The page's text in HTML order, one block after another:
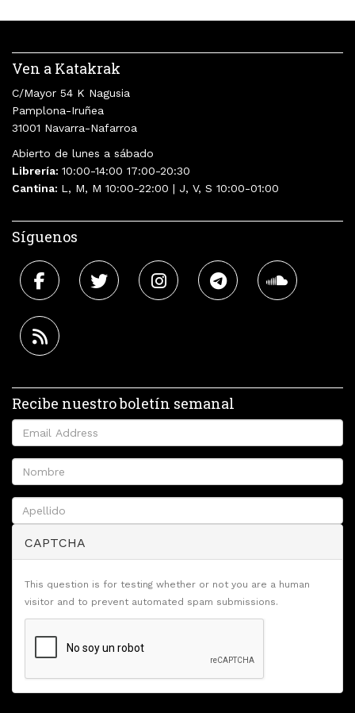
Ven a Katakrak
C/Mayor 54 K Nagusia
Pamplona-Iruñea
31001 Navarra-Nafarroa
Abierto de lunes a sábado
Librería: 10:00-14:00 17:00-20:30
Cantina: L, M, M 10:00-22:00 | J, V, S 10:00-01:00
Síguenos
Recibe nuestro boletín semanal
CAPTCHA
This question is for testing whether or not you are a human
visitor and to prevent automated spam submissions.